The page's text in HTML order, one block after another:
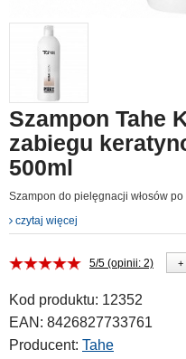
Szampon Tahe
zabiegu
500ml
Szampon do pielęgnacji włosów
czytaj więcej
5/5 (opinii: 2) +
Kod produktu: 12352
EAN: 8426827733761
Producent: Tahe